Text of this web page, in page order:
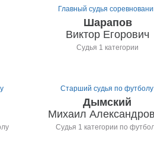
Главный судья
Шарапов
Виктор Егорович
Судья 1 категории
Старший судья по футболу
Дымский
Михаил
Судья 1 категории по